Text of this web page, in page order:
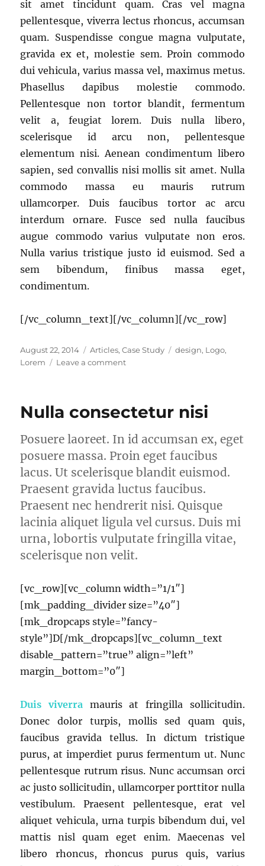
sit amet tincidunt quam. Cras vel magna
pellentesque, viverra lectus rhoncus, accumsan
quam. Suspendisse congue magna vulputate,
gravida ex et, molestie sem. Proin commodo
dui vehicula, varius massa vel, maximus metus.
Phasellus dapibus molestie commodo.
Pellentesque non tortor blandit, fermentum
velit a, feugiat lorem. Duis nulla libero,
scelerisque id arcu non, pellentesque
elementum nisi. Aenean condimentum libero
sapien, sed convallis nisi mollis sit amet. Nulla
commodo massa eu mauris rutrum
ullamcorper. Duis faucibus tortor ac arcu
interdum ornare. Fusce sed nulla faucibus
augue commodo varius vulputate non eros.
Nulla varius tristique justo id euismod. Sed a
sem bibendum, finibus massa eget,
condimentum.
[/vc_column_text][/vc_column][/vc_row]
Posted
on
August 22, 2014 Categories
Articles,Case Study Tags
design, Logo,
Lorem
Leave a commenton
Nulla consectetur nisi
Posuere laoreet. In id accumsan ex, eget
posuere massa. Proin eget faucibus
lacus. Ut scelerisque blandit euismod.
Praesent gravida luctus faucibus.
Praesent nec hendrerit nisi. Quisque
lacinia aliquet ligula vel cursus. Duis mi
urna, lobortis vulputate fringilla vitae,
scelerisque non velit.
[vc_row][vc_column width=”1/1″]
[mk_padding_divider size=”40″]
[mk_dropcaps style=”fancy-
style”]D[/mk_dropcaps][vc_column_text
disable_pattern=”true” align=”left”
margin_bottom=”0″]
Duis viverra mauris at fringilla sollicitudin.
Donec dolor turpis, mollis sed quam quis,
faucibus gravida tellus. In dictum tristique
purus, at imperdiet purus fermentum ut. Nunc
pellentesque rutrum risus. Nunc accumsan orci
ac justo sollicitudin, ullamcorper porttitor nulla
vestibulum. Praesent pellentesque, erat vel
aliquet vehicula, urna turpis bibendum dui, vel
mattis nisl quam eget enim. Maecenas vel
libero rhoncus, rhoncus purus quis, varius